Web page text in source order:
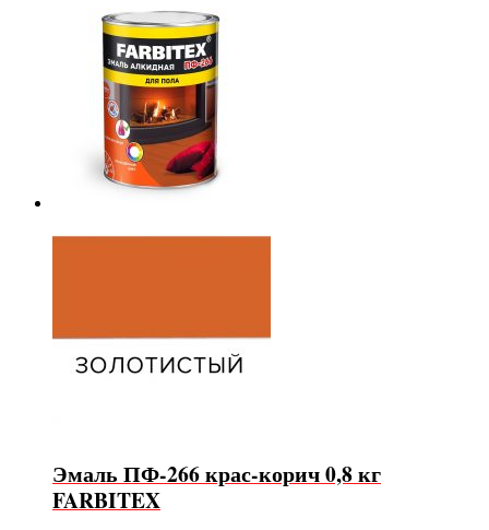
Эмаль ПФ-266 крас-корич 0,8 кг
FARBITEX